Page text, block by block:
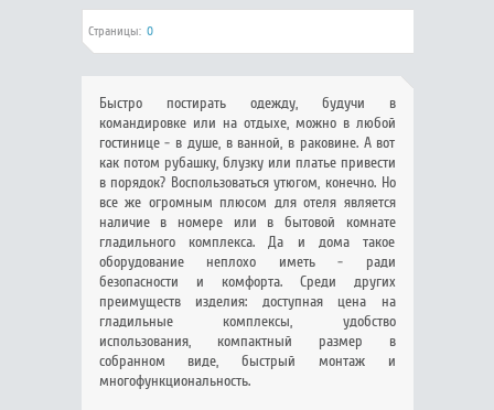
Страницы: 0
Быстро постирать одежду, будучи в
командировке или на отдыхе, можно в любой
гостинице - в душе, в ванной, в раковине. А вот
как потом рубашку, блузку или платье привести
в порядок? Воспользоваться утюгом, конечно. Но
все же огромным плюсом для отеля является
наличие в номере или в бытовой комнате
гладильного комплекса. Да и дома такое
оборудование неплохо иметь - ради
безопасности и комфорта. Среди других
преимуществ изделия: доступная цена на
гладильные комплексы, удобство
использования, компактный размер в
собранном виде, быстрый монтаж и
многофункциональность.